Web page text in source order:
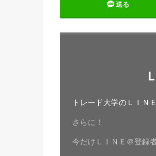
送る
トレード大学のＬＩＮ
さらに！
今だけＬＩＮＥ＠登録